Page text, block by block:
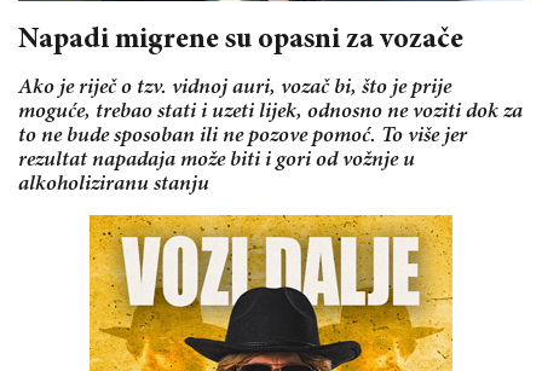
Napadi migrene su opasni za vozače
Ako je riječ o tzv. vidnoj auri, vozač bi, što je prije
moguće, trebao stati i uzeti lijek, odnosno ne voziti dok za
to ne bude sposoban ili ne pozove pomoć. To više jer
rezultat napadaja može biti i gori od vožnje u
alkoholiziranu stanju